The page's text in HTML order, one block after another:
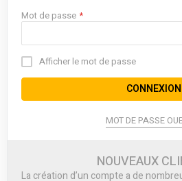
Mot de passe
Afficher le mot de passe
CONNEXION
MOT DE PASSE
NOUVEAUX
La création d’un compte a de